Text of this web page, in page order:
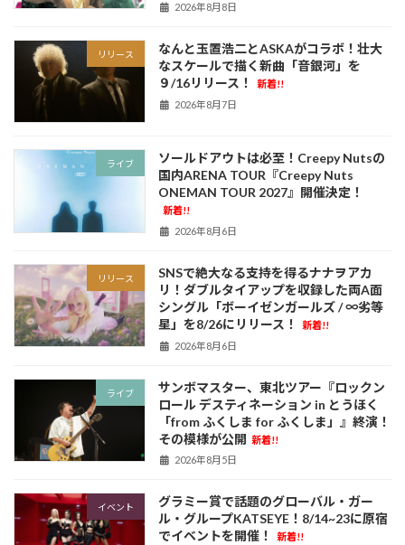
2026年8月8日
リリース
なんと玉置浩二とASKAがコラボ！壮大
なスケールで描く新曲「音銀河」を
９/16リリース！
新着!!
2026年8月7日
ライブ
ソールドアウトは必至！Creepy Nutsの
国内ARENA TOUR『Creepy Nuts
ONEMAN TOUR 2027』開催決定！
新着!!
2026年8月6日
リリース
SNSで絶大なる支持を得るナナヲアカ
リ！ダブルタイアップを収録した両A面
シングル「ボーイゼンガールズ / ∞劣等
星」を8/26にリリース！
新着!!
2026年8月6日
ライブ
サンボマスター、東北ツアー『ロックン
ロール デスティネーション in とうほく
「from ふくしま for ふくしま」』終演！
その模様が公開 新着!!
2026年8月5日
イベント
グラミー賞で話題のグローバル・ガー
ル・グループKATSEYE！8/14~23に原宿
でイベントを開催！
新着!!